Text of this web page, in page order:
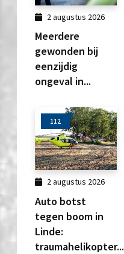
2 augustus 2026
Meerdere
gewonden bij
eenzijdig
ongeval in...
112
2 augustus 2026
Auto botst
tegen boom in
Linde:
traumahelikopter...